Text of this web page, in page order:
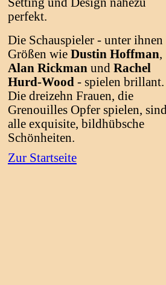
perfekt.
Die Schauspieler - unter ihnen
Größen wie Dustin Hoffman,
Alan Rickman und Rachel
Hurd-Wood - spielen brillant.
Die dreizehn Frauen, die
Grenouilles Opfer spielen, sind
alle exquisite, bildhübsche
Schönheiten.
Zur Startseite